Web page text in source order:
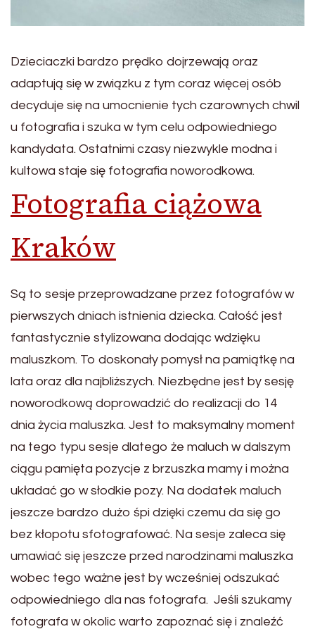
Dzieciaczki bardzo prędko dojrzewają oraz
adaptują się w związku z tym coraz więcej osób
decyduje się na umocnienie tych czarownych chwil
u fotografia i szuka w tym celu odpowiedniego
kandydata. Ostatnimi czasy niezwykle modna i
kultowa staje się fotografia noworodkowa.
Fotografia ciążowa
Kraków
Są to sesje przeprowadzane przez fotografów w
pierwszych dniach istnienia dziecka. Całość jest
fantastycznie stylizowana dodając wdzięku
maluszkom. To doskonały pomysł na pamiątkę na
lata oraz dla najbliższych. Niezbędne jest by sesję
noworodkową doprowadzić do realizacji do 14
dnia życia maluszka. Jest to maksymalny moment
na tego typu sesje dlatego że maluch w dalszym
ciągu pamięta pozycje z brzuszka mamy i można
układać go w słodkie pozy. Na dodatek maluch
jeszcze bardzo dużo śpi dzięki czemu da się go
bez kłopotu sfotografować. Na sesje zaleca się
umawiać się jeszcze przed narodzinami maluszka
wobec tego ważne jest by wcześniej odszukać
odpowiedniego dla nas fotografa. Jeśli szukamy
fotografa w okolic warto zapoznać się i znaleźć